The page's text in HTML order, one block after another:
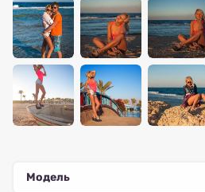
Модель